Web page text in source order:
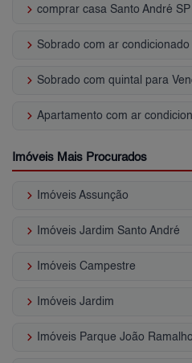
keyboard_arrow_right comprar casa Santo André SP
keyboard_arrow_right
keyboard_arrow_right Sobrado com quintal para
keyboard_arrow_right
Imóveis Mais Procurados
keyboard_arrow_right Imóveis Assunção
keyboard_arrow_right Imóveis Jardim Santo André
keyboard_arrow_right Imóveis Campestre
keyboard_arrow_right Imóveis Jardim
keyboard_arrow_right Imóveis Parque João Ramalho